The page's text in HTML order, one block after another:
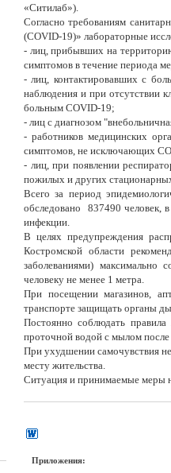
«Ситилаб»).
Согласно требованиям
(COVID-19)» лабораторные
- лиц, прибывших на
симптомов в течение периода
- лиц, контактировавших с
наблюдения и при отсутствии
больным COVID-19;
- лиц с диагнозом
- работников медицинских
симптомов, не исключающих
- лиц, при появлении
пожилых и других
Всего за период
обследовано 837490 человек,
инфекции.
В целях предупреждения
Костромской области
заболеваниями) максимально
человеку не менее 1 метра.
При посещении магазинов,
транспорте защищать органы
Постоянно соблюдать
проточной водой с мылом
При ухудшении самочувствия
месту жительства.
Ситуация и принимаемые меры
Приложения: